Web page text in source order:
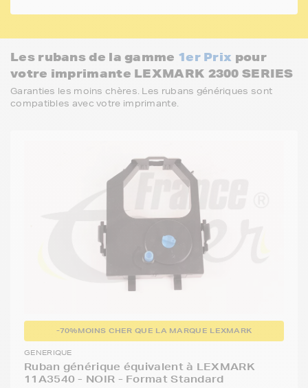
Les rubans de la gamme 1er Prix pour
votre imprimante LEXMARK 2300 SERIES
Garanties les moins chères. Les rubans génériques sont
compatibles avec votre imprimante.
-70%MOINS CHER QUE LA MARQUE LEXMARK
GENERIQUE
Ruban générique équivalent à LEXMARK
11A3540 - NOIR - Format Standard